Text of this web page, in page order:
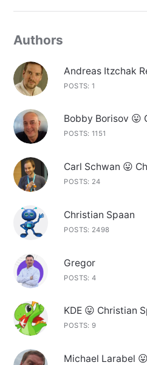
Authors
Andreas Itzchak
POSTS: 1
Bobby Borisov 😛
POSTS: 1151
Carl Schwan 😛
POSTS: 24
Christian Spaan
POSTS: 2498
Gregor
POSTS: 4
KDE 😛 Christian
POSTS: 9
Michael Larabel